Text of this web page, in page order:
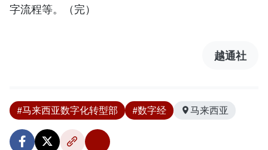
字流程等。（完）
越通社
#马来西亚数字化转型部 #数字经 马来西亚